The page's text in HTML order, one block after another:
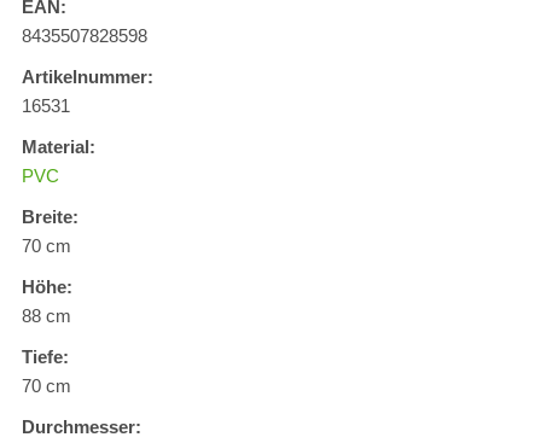
EAN:
8435507828598
Artikelnummer:
16531
Material:
PVC
Breite:
70 cm
Höhe:
88 cm
Tiefe:
70 cm
Durchmesser: